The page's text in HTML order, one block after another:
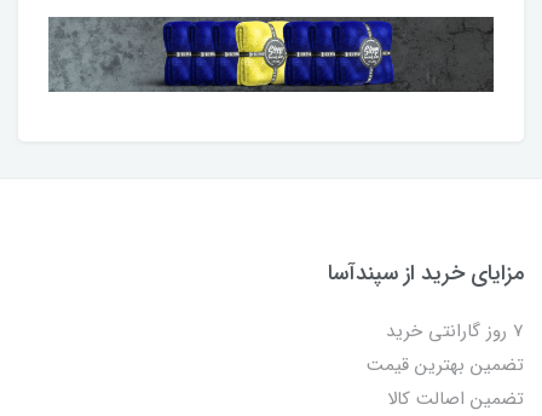
مزایای خرید از سپندآسا
7 روز گارانتی خرید
تضمین بهترین قیمت
تضمین اصالت کالا